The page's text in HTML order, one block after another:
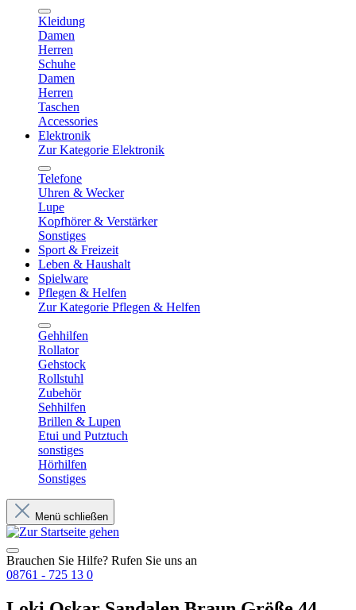
Kleidung
Damen
Herren
Schuhe
Damen
Herren
Taschen
Accessories
Elektronik
Zur Kategorie Elektronik
Telefone
Uhren & Wecker
Lupe
Kopfhörer & Verstärker
Sonstiges
Sport & Freizeit
Leben & Haushalt
Spielware
Pflegen & Helfen
Zur Kategorie Pflegen & Helfen
Gehhilfen
Rollator
Gehstock
Rollstuhl
Zubehör
Sehhilfen
Brillen & Lupen
Etui und Putztuch
sonstiges
Hörhilfen
Sonstiges
Menü schließen
Brauchen Sie Hilfe? Rufen Sie uns an
08761 - 725 13 0